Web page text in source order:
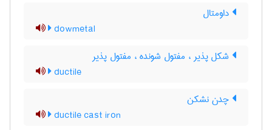
داومتال
dowmetal
شکل پذیر ، مفتول شونده ، مفتول پذیر
ductile
چدن نشکن
ductile cast iron